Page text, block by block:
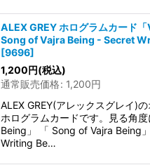
ALEX GREY ホログラムカード
Song of Vajra Being - Secret
[9696]
1,200円(税込)
通常販売価格: 1,200円
ALEX GREY(アレックスグレイ)の
ホログラムカードです。見る角
Being」 「 Song of Vajra Being
Writing Be…